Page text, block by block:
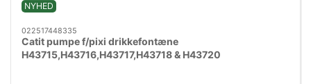
NYHED
022517448335
Catit pumpe f/pixi drikkefontæne
H43715,H43716,H43717,H43718 & H43720